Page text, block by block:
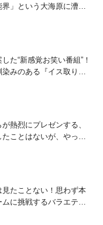
」という大海原に漕ぎ
ロ人間を発掘する！
た“新感覚お笑い番組”！
みのある『イス取りゲ
喜利・ギャグ・モノボ
題で芸人がショートネ
熱烈にプレゼンする、
ことはないが、やって
ズ」という“机上の空
ラダを張って挑む！
見たことない！思わず本
に挑戦するバラエティ